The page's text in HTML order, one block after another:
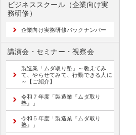
ビジネススクール（企業向け実
務研修）
企業向け実務研修バックナンバー
講演会・セミナー・視察会
製造業「ムダ取り塾」～教えてみ
て、やらせてみて、行動できる人に
～【ご紹介】
令和７年度「製造業『ムダ取り
塾』」
令和５年度「製造業『ムダ取り
塾』」